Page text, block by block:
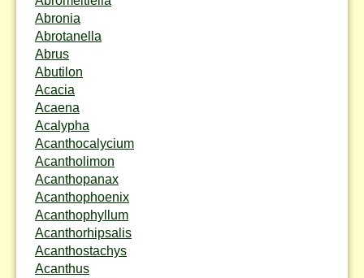
Abronia
Abrotanella
Abrus
Abutilon
Acacia
Acaena
Acalypha
Acanthocalycium
Acantholimon
Acanthopanax
Acanthophoenix
Acanthophyllum
Acanthorhipsalis
Acanthostachys
Acanthus